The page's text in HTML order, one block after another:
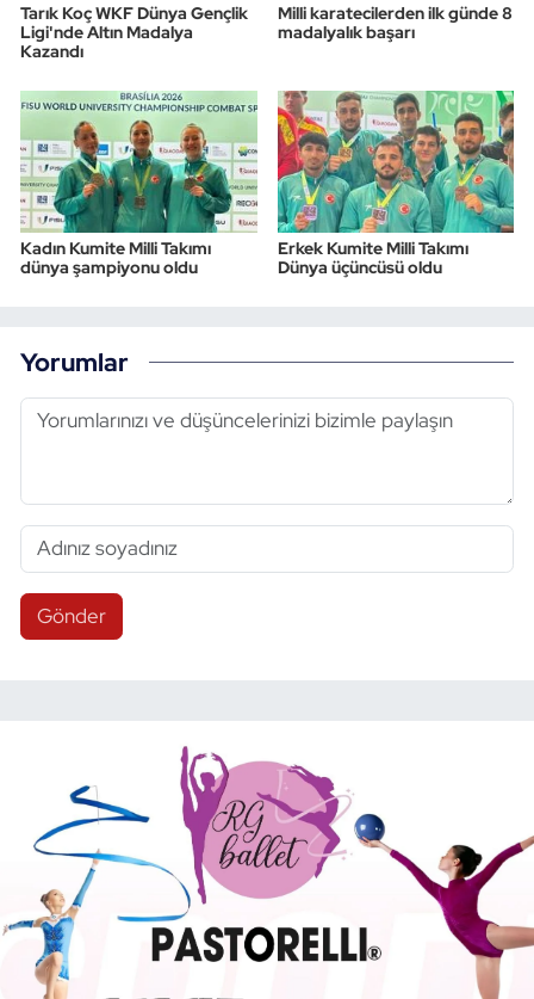
Tarık Koç WKF Dünya Gençlik
Ligi'nde Altın Madalya
Kazandı
Milli karatecilerden ilk günde 8
madalyalık başarı
Kadın Kumite Milli Takımı
dünya şampiyonu oldu
Erkek Kumite Milli Takımı
Dünya üçüncüsü oldu
Yorumlar
Gönder